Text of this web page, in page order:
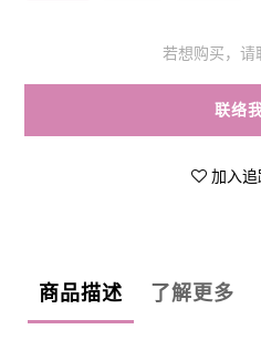
若想购买，请
联络
加入
商品描述 了解更多